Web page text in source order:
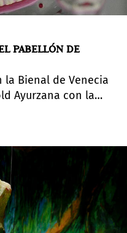
PABELLÓN DE
la Bienal de Venecia
Ayurzana con la
a Alemania, y co-
de la